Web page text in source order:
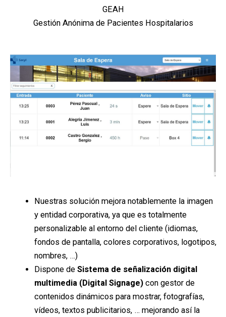
GEAH
Gestión Anónima de Pacientes Hospitalarios
Nuestras solución mejora notablemente la imagen
y entidad corporativa, ya que es totalmente
personalizable al entorno del cliente (idiomas,
fondos de pantalla, colores corporativos, logotipos,
nombres, …)
Dispone deSistema de señalización digital
multimedia (Digital Signage) con gestor de
contenidos dinámicos para mostrar, fotografías,
vídeos, textos publicitarios, … mejorando así la